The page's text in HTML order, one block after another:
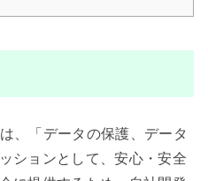
、「データの保護、データ
ションとして、安心・安全